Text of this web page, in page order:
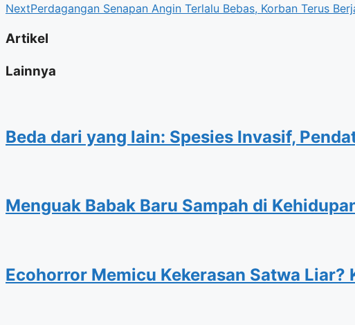
NextPerdagangan Senapan Angin Terlalu Bebas, Korban Terus
Artikel
Lainnya
Beda dari yang lain: Spesies Invasif,
Menguak Babak Baru Sampah di
Ecohorror Memicu Kekerasan Satwa